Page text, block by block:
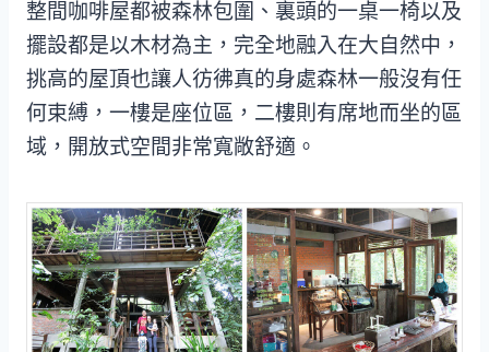
整間咖啡屋都被森林包圍、裏頭的一桌一椅以及
擺設都是以木材為主，完全地融入在大自然中，
挑高的屋頂也讓人彷彿真的身處森林一般沒有任
何束縛，一樓是座位區，二樓則有席地而坐的區
域，開放式空間非常寬敞舒適。